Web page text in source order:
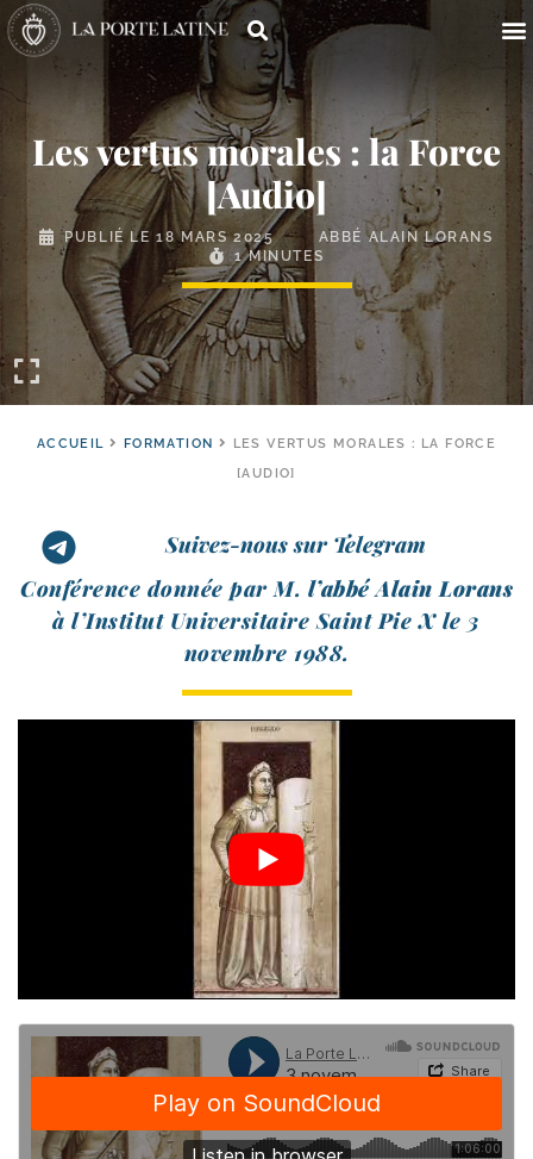
Les vertus morales : la Force
[Audio]
PUBLIÉ LE18 MARS 2025
ABBÉ ALAIN LORANS
1 MINUTES
ACCUEIL FORMATION
LES VERTUS MORALES : LA FORCE
[AUDIO]
Suivez-nous sur Telegram
Conférence don­née par M. l’ab­bé Alain Lorans
à l’Institut Universitaire Saint Pie X le 3
novembre 1988.